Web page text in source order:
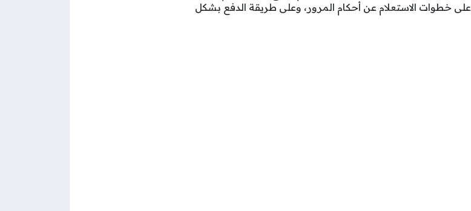
على خطوات الاستعلام عن أحكام المرور، وعلى طريقة الدفع بشكل